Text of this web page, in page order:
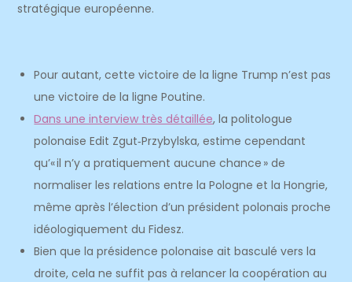
stratégique européenne.
Pour autant, cette victoire de la ligne Trump n’est pas
une victoire de la ligne Poutine.
Dans une interview très détaillée, la politologue
polonaise Edit Zgut‑Przybylska, estime cependant
qu’« il n’y a pratiquement aucune chance » de
normaliser les relations entre la Pologne et la Hongrie,
même après l’élection d’un président polonais proche
idéologiquement du Fidesz.
Bien que la présidence polonaise ait basculé vers la
droite, cela ne suffit pas à relancer la coopération au